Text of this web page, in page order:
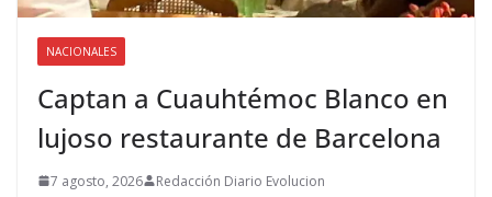
NACIONALES
Captan a Cuauhtémoc Blanco en
lujoso restaurante de Barcelona
7 agosto, 2026 Redacción Diario Evolucion